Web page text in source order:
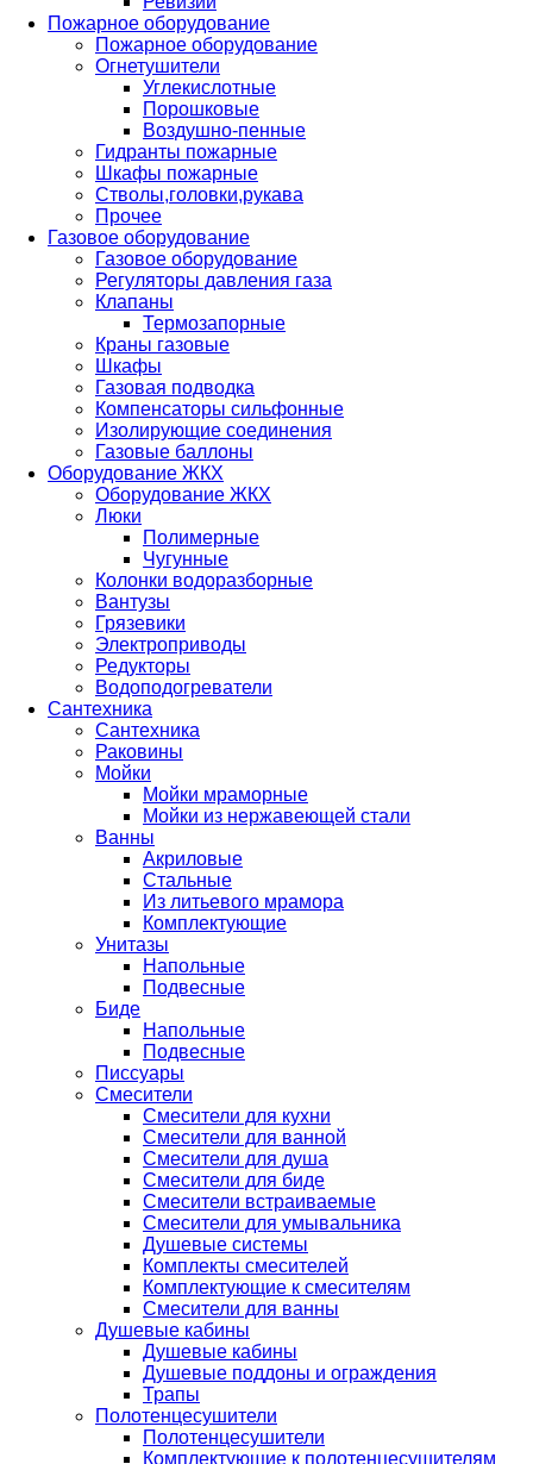
Пожарное оборудование
Пожарное оборудование
Огнетушители
Углекислотные
Порошковые
Воздушно-пенные
Гидранты пожарные
Шкафы пожарные
Стволы,головки,рукава
Прочее
Газовое оборудование
Газовое оборудование
Регуляторы давления газа
Клапаны
Термозапорные
Краны газовые
Шкафы
Газовая подводка
Компенсаторы сильфонные
Изолирующие соединения
Газовые баллоны
Оборудование ЖКХ
Оборудование ЖКХ
Люки
Полимерные
Чугунные
Колонки водоразборные
Вантузы
Грязевики
Электроприводы
Редукторы
Водоподогреватели
Сантехника
Сантехника
Раковины
Мойки
Мойки мраморные
Мойки из нержавеющей стали
Ванны
Акриловые
Стальные
Из литьевого мрамора
Комплектующие
Унитазы
Напольные
Подвесные
Биде
Напольные
Подвесные
Писсуары
Смесители
Смесители для кухни
Смесители для ванной
Смесители для душа
Смесители для биде
Смесители встраиваемые
Смесители для умывальника
Душевые системы
Комплекты смесителей
Комплектующие к смесителям
Смесители для ванны
Душевые кабины
Душевые кабины
Душевые поддоны и ограждения
Трапы
Полотенцесушители
Полотенцесушители
Комплектующие к полотенцесушителям